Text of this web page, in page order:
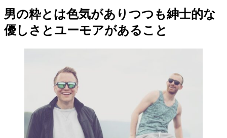
男の粋とは色気がありつつも紳士的な
優しさとユーモアがあること